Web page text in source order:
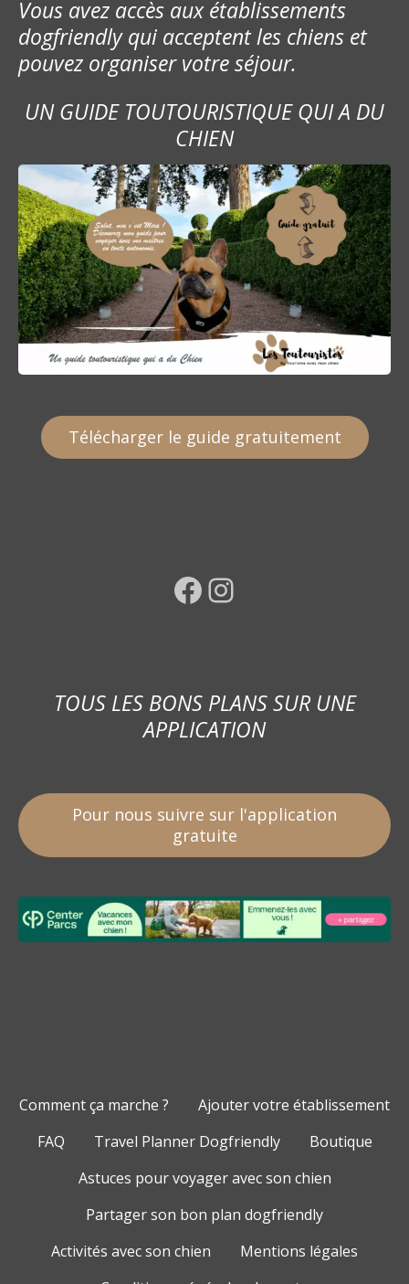
Vous avez accès aux établissements
dogfriendly qui acceptent les chiens et
pouvez organiser votre séjour.
UN GUIDE TOUTOURISTIQUE QUI A DU
CHIEN
Télécharger le guide gratuitement
Facebook Instagram
TOUS LES BONS PLANS SUR UNE
APPLICATION
Pour nous suivre sur l'application
gratuite
Comment ça marche ?
Ajouter votre établissement
FAQ
Travel Planner Dogfriendly
Boutique
Astuces pour voyager avec son chien
Partager son bon plan dogfriendly
Activités avec son chien
Mentions légales